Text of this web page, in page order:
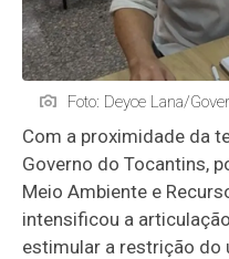
Foto: Deyce Lana/
Com a proximidade da
Governo do Tocantins,
Meio Ambiente e
intensificou a
estimular a restrição do